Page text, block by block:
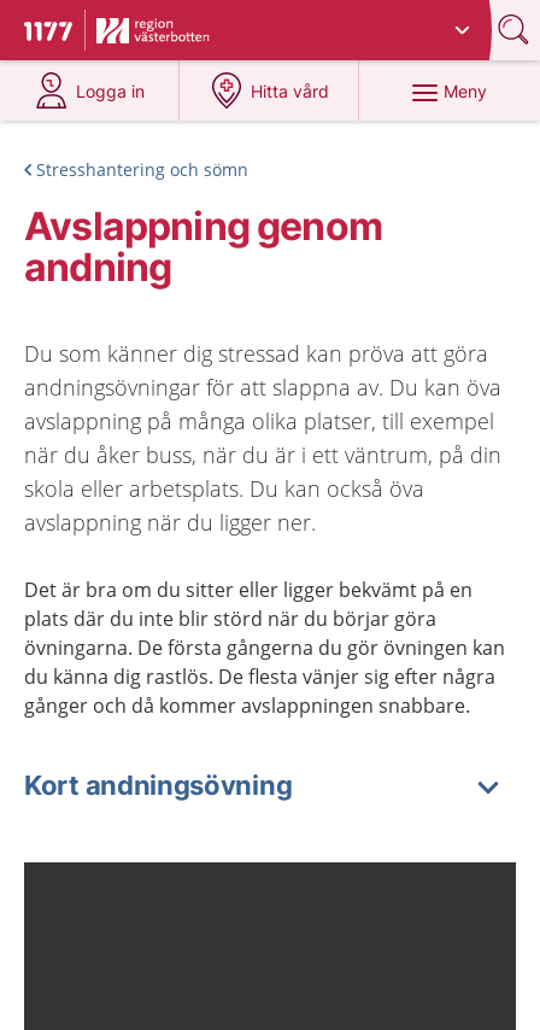
Till startsidan för 1177
Du har valt region
Logga in
på 1177.se
Hitta vård
på 1177.se
Meny
Stresshantering och sömn
Avslappning genom
andning
Du som känner dig stressad kan pröva att göra
andningsövningar för att slappna av. Du kan öva
avslappning på många olika platser, till exempel
när du åker buss, när du är i ett väntrum, på din
skola eller arbetsplats. Du kan också öva
avslappning när du ligger ner.
Det är bra om du sitter eller ligger bekvämt på en
plats där du inte blir störd när du börjar göra
övningarna. De första gångerna du gör övningen kan
du känna dig rastlös. De flesta vänjer sig efter några
gånger och då kommer avslappningen snabbare.
Kort andningsövning